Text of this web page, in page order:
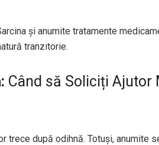
și anumite tratamente
tranzitorie.
Când să Soliciți Ajutor
trece după odihnă. Totuși, anumite